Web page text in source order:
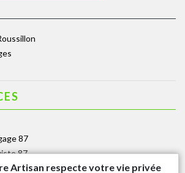
87
87
87
Artisan respecte votre vie privée